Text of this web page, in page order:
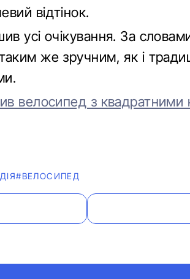
відтінок.
усі очікування. За
же зручним, як і
велосипед з квадратними
#ВЕЛОСИПЕД